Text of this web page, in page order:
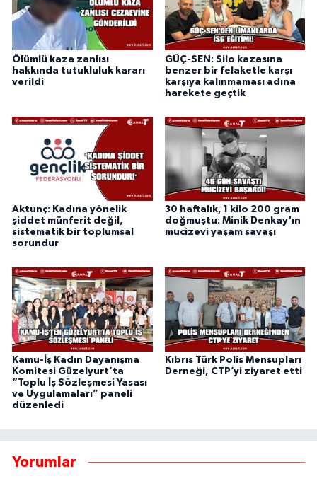
Ölümlü kaza zanlısı
hakkında tutukluluk kararı
verildi
GÜÇ-SEN: Silo kazasına
benzer bir felaketle karşı
karşıya kalınmaması adına
harekete geçtik
Aktunç: Kadına yönelik
şiddet münferit değil,
sistematik bir toplumsal
sorundur
30 haftalık, 1 kilo 200 gram
doğmuştu: Minik Denkay'ın
mucizevi yaşam savaşı
Kamu-İş Kadın Dayanışma
Komitesi Güzelyurt’ta
“Toplu İş Sözleşmesi Yasası
ve Uygulamaları” paneli
düzenledi
Kıbrıs Türk Polis Mensupları
Derneği, CTP’yi ziyaret etti
Yorumlar